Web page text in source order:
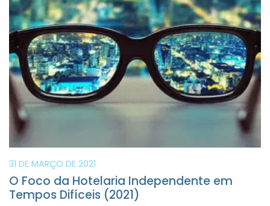
31 DE MARÇO DE 2021
O Foco da Hotelaria Independente em
Tempos Difíceis (2021)